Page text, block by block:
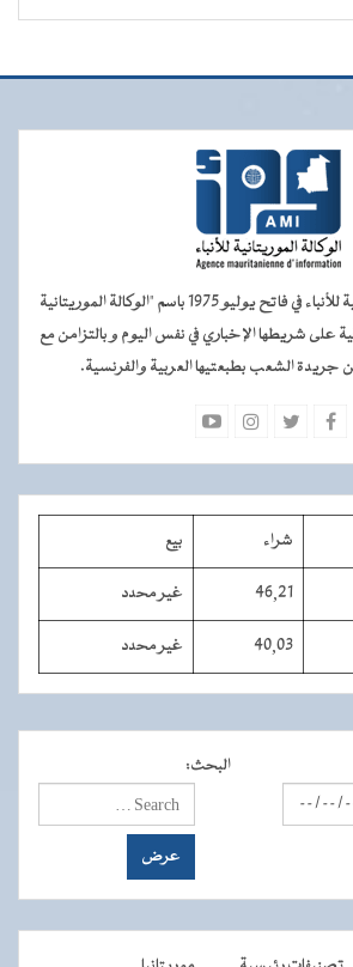
أنشئت الوكالة الموريتانية للأنباء في فاتح يوليو 1975 باسم "الوكالة الموريتانية
على شريطها الإخباري في نفس اليوم و بالتزامن مع
الشعب بطبعتيها العربية والفرنسية.
شراء بيع
46,21 غير محدد
40,03 غير محدد
البحث: